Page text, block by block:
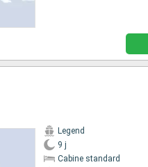
Legend
9 j
Cabine standard